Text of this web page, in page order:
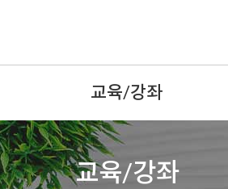
교육/강좌
교육/강좌